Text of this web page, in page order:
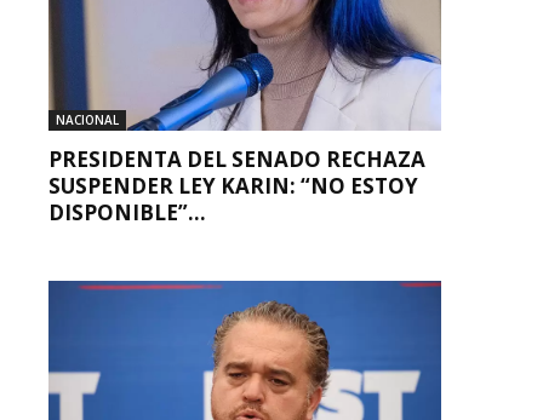
NACIONAL
PRESIDENTA DEL SENADO RECHAZA
SUSPENDER LEY KARIN: “NO ESTOY
DISPONIBLE”...